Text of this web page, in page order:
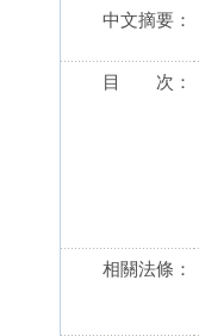
中文摘要：
目 次：
相關法條：